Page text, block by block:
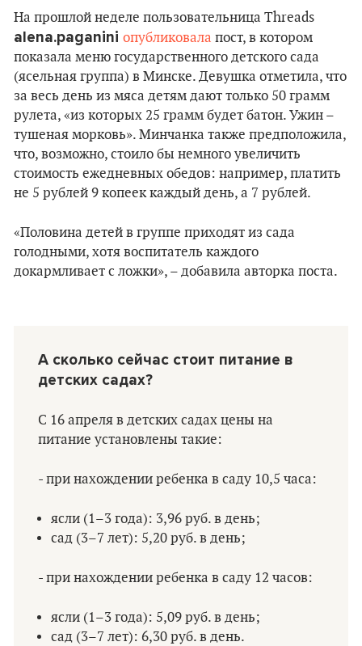
На прошлой неделе пользовательница Threads
alena.paganini опубликовала пост, в котором
показала меню государственного детского сада
(ясельная группа) в Минске. Девушка отметила, что
за весь день из мяса детям дают только 50 грамм
рулета, «из которых 25 грамм будет батон. Ужин –
тушеная морковь». Минчанка также предположила,
что, возможно, стоило бы немного увеличить
стоимость ежедневных обедов: например, платить
не 5 рублей 9 копеек каждый день, а 7 рублей.
«Половина детей в группе приходят из сада
голодными, хотя воспитатель каждого
докармливает с ложки», – добавила авторка поста.
А сколько сейчас стоит питание в
детских садах?
С 16 апреля в детских садах цены на
питание установлены такие:
- при нахождении ребенка в саду 10,5 часа:
ясли (1–3 года): 3,96 руб. в день;
сад (3–7 лет): 5,20 руб. в день;
- при нахождении ребенка в саду 12 часов:
ясли (1–3 года): 5,09 руб. в день;
сад (3–7 лет): 6,30 руб. в день.